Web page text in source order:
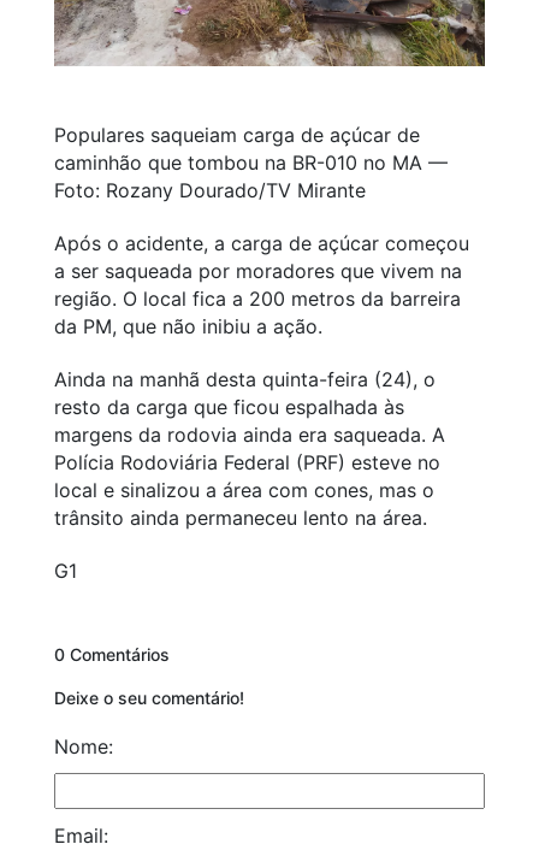
Populares saqueiam carga de açúcar de
caminhão que tombou na BR-010 no MA —
Foto: Rozany Dourado/TV Mirante
Após o acidente, a carga de açúcar começou
a ser saqueada por moradores que vivem na
região. O local fica a 200 metros da barreira
da PM, que não inibiu a ação.
Ainda na manhã desta quinta-feira (24), o
resto da carga que ficou espalhada às
margens da rodovia ainda era saqueada. A
Polícia Rodoviária Federal (PRF) esteve no
local e sinalizou a área com cones, mas o
trânsito ainda permaneceu lento na área.
G1
0 Comentários
Deixe o seu comentário!
Nome:
Email: